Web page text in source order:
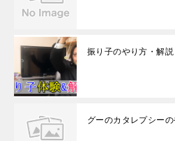
振り子のやり方・解説
グーのカタレプシー